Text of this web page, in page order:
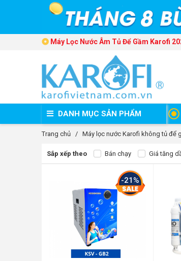
Máy Lọc Nước Âm Tủ Để Gầm Karofi
DANH MỤC SẢN PHẨM
Trang chủ / Máy lọc nước Karofi không tủ để
Sắp xếp theo Bán chạy Giá tăng
-21%